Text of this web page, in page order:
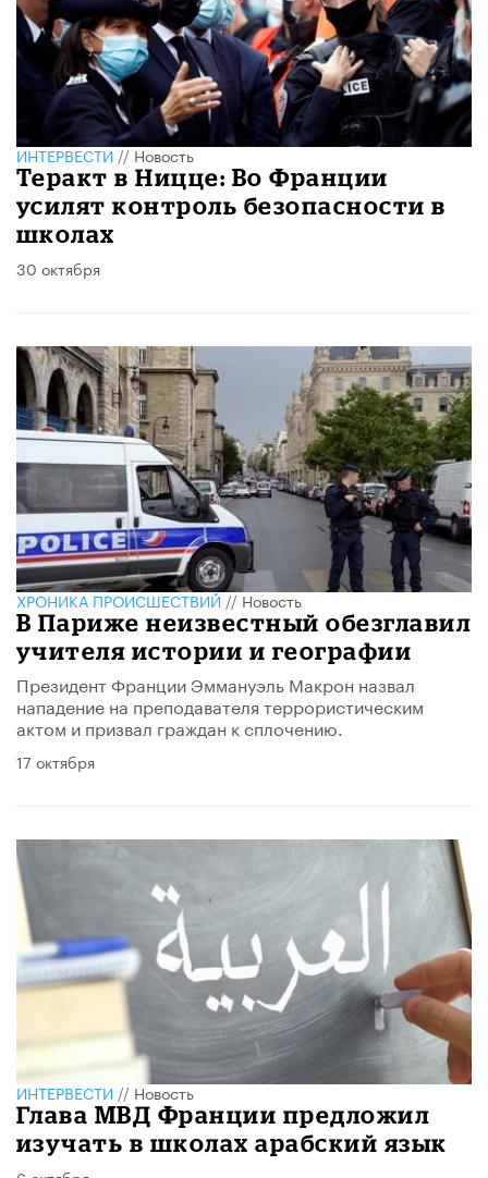
ИНТЕРВЕСТИ//Новость
Теракт в Ницце: Во Франции
усилят контроль безопасности в
школах
30 октября
ХРОНИКА ПРОИСШЕСТВИЙ//Новость
В Париже неизвестный обезглавил
учителя истории и географии
​Президент Франции Эммануэль Макрон назвал
нападение на преподавателя террористическим
актом и призвал граждан к сплочению.
17 октября
ИНТЕРВЕСТИ // Новость
Глава МВД Франции предложил
изучать в школах арабский язык